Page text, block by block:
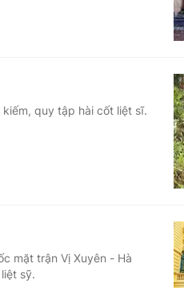
quy tập hài cốt liệt sĩ.
mặt trận Vị Xuyên - Hà
sỹ.